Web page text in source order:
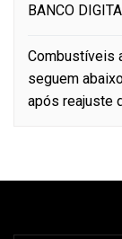
BANCO
Combustíveis
seguem
após reajuste